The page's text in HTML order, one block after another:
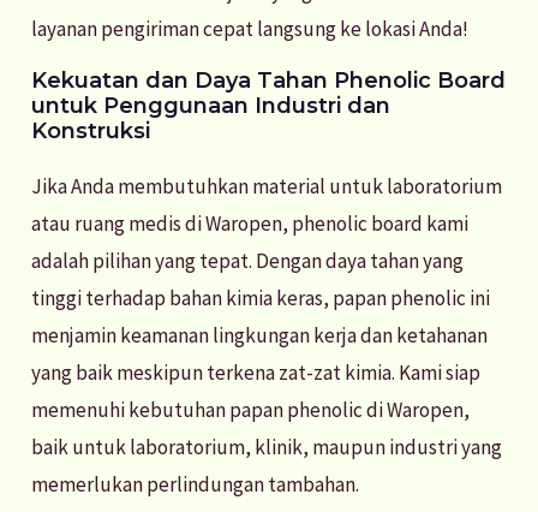
layanan pengiriman cepat langsung ke lokasi Anda!
Kekuatan dan Daya Tahan Phenolic Board
untuk Penggunaan Industri dan
Konstruksi
Jika Anda membutuhkan material untuk laboratorium
atau ruang medis di Waropen, phenolic board kami
adalah pilihan yang tepat. Dengan daya tahan yang
tinggi terhadap bahan kimia keras, papan phenolic ini
menjamin keamanan lingkungan kerja dan ketahanan
yang baik meskipun terkena zat-zat kimia. Kami siap
memenuhi kebutuhan papan phenolic di Waropen,
baik untuk laboratorium, klinik, maupun industri yang
memerlukan perlindungan tambahan.